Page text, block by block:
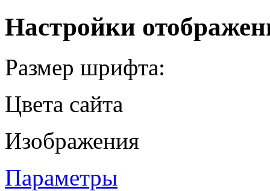
Настройки
Размер шрифта:
Цвета сайта
Изображения
Параметры